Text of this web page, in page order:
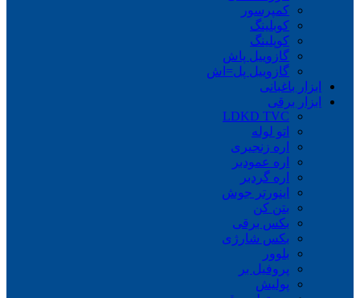
کمپرسور
کوبلینگ
کوپلینگ
گازوییل پاش
گازوییل پل=اش
ابزار باغبانی
ابزار برقی
LDKD TVC
اتو لوله
اره زنجیری
اره عمودبر
اره گردبر
اینورتر جوش
بتن کن
بکس برقی
بکس شارژی
بلوور
پروفیل بر
پولیش